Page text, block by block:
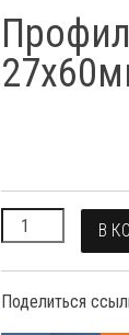
В
Поделиться